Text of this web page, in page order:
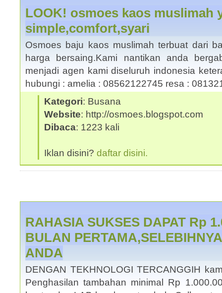
LOOK! osmoes kaos muslimah
simple,comfort,syari
Osmoes baju kaos muslimah terbuat dari
harga bersaing.Kami nantikan anda
menjadi agen kami diseluruh indonesia
hubungi : amelia : 08562122745 resa :
Kategori: Busana
Website: http://osmoes.blogspot.com
Dibaca: 1223 kali
Iklan disini? daftar disini.
RAHASIA SUKSES DAPAT Rp
BULAN
ANDA
DENGAN TEKHNOLOGI TERCANGGIH
Penghasilan tambahan minimal Rp